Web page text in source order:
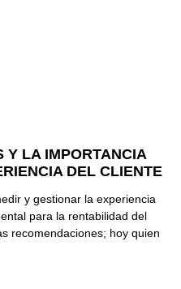
Y LA IMPORTANCIA
DEL CLIENTE
y gestionar la experiencia
para la rentabilidad del
recomendaciones; hoy quien